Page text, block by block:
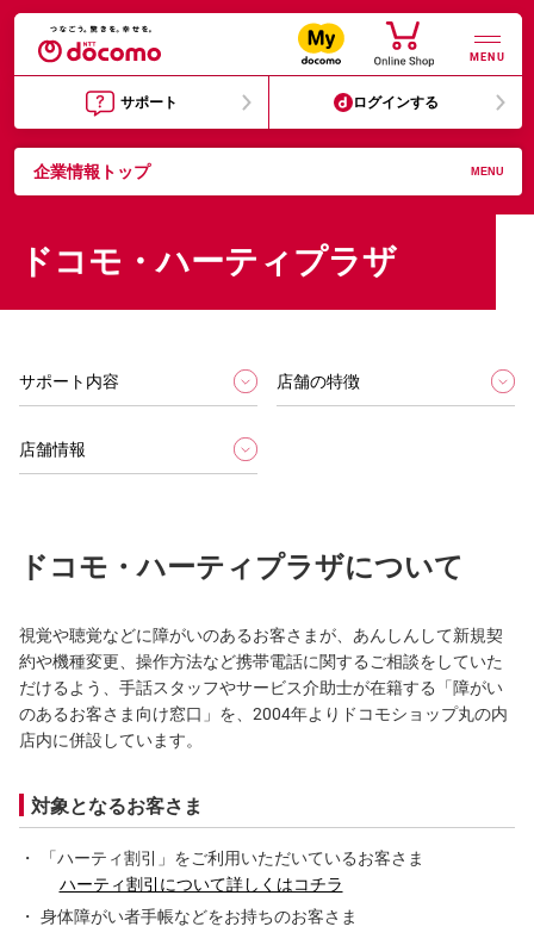
MENU
サポート ログインする
企業情報トップ MENU
ドコモ・ハーティプラザ
サポート内容 店舗の特徴
店舗情報
ドコモ・ハーティプラザについて
視覚や聴覚などに障がいのあるお客さまが、あんしんして新規契
約や機種変更、操作方法など携帯電話に関するご相談をしていた
だけるよう、手話スタッフやサービス介助士が在籍する「障がい
のあるお客さま向け窓口」を、2004年よりドコモショップ丸の内
店内に併設しています。
対象となるお客さま
「ハーティ割引」をご利用いただいているお客さま
ハーティ割引について詳しくはコチラ
身体障がい者手帳などをお持ちのお客さま